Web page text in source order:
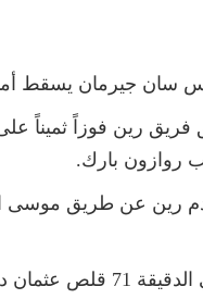
سان جيرمان يسقط
روازون بارك.